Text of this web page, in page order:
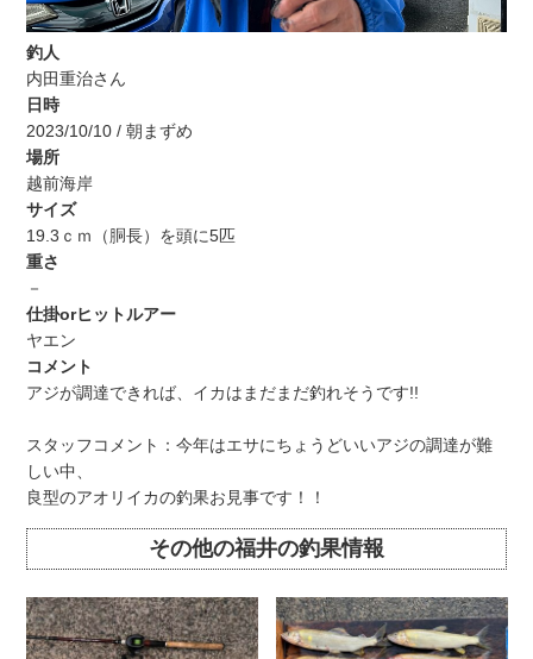
釣人
内田重治さん
日時
2023/10/10 / 朝まずめ
場所
越前海岸
サイズ
19.3ｃｍ（胴長）を頭に5匹
重さ
－
仕掛orヒットルアー
ヤエン
コメント
アジが調達できれば、イカはまだまだ釣れそうです!!
スタッフコメント：今年はエサにちょうどいいアジの調達が難
しい中、
良型のアオリイカの釣果お見事です！！
その他の福井の釣果情報